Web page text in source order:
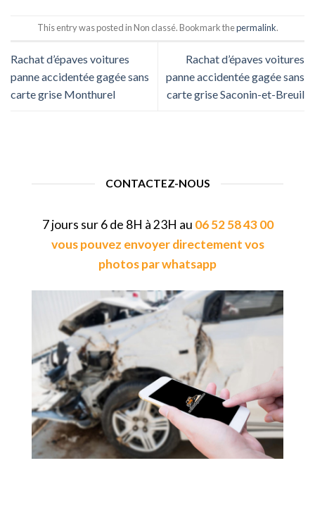
This entry was posted in Non classé. Bookmark thepermalink.
Rachat d’épaves voitures
panne accidentée gagée sans
carte grise Monthurel
Rachat d’épaves voitures
panne accidentée gagée sans
carte grise Saconin-et-Breuil
CONTACTEZ-NOUS
7 jours sur 6 de 8H à 23H au 06 52 58 43 00
vous pouvez envoyer directement vos
photos par whatsapp